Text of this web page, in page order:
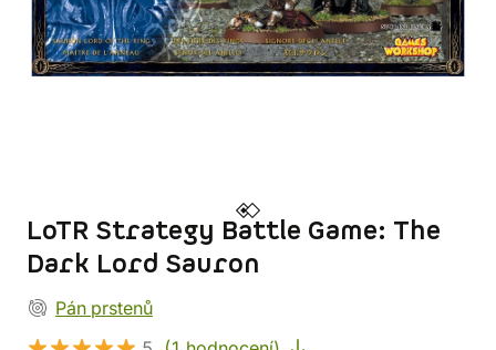
LoTR Strategy Battle Game: The
Dark Lord Sauron
Pán prstenů